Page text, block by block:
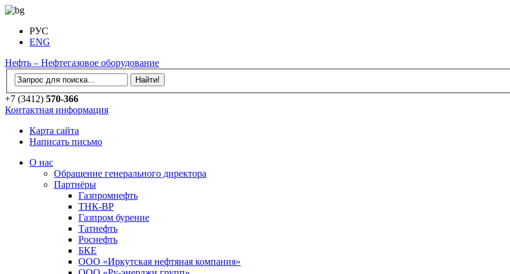
РУС
ENG
Нефть – Нефтегазовое оборудование
+7 (3412) 570-366
Контактная информация
Карта сайта
Написать письмо
О нас
Обращение генерального директора
Партнёры
Газпромнефть
ТНК-ВР
Газпром бурение
Татнефть
Роснефть
БКЕ
ООО «Иркутская нефтяная компания»